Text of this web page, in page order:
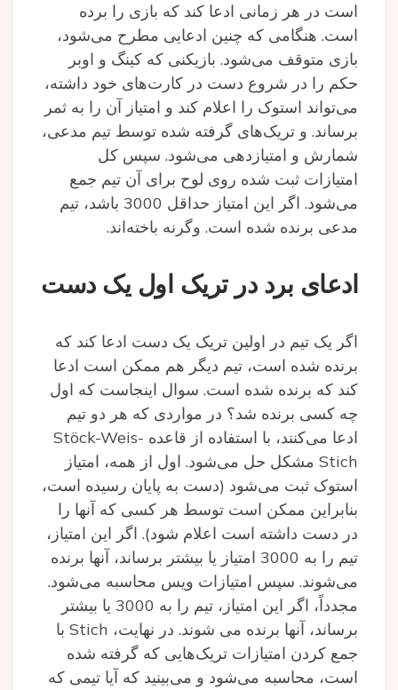
است در هر زمانی ادعا کند که بازی را برده‌
است. هنگامی که چنین ادعایی مطرح می‌شود،
بازی متوقف می‌شود. بازیکنی که کینگ و اوبر
حکم را در شروع دست در کارت‌های خود داشته،
می‌تواند استوک را اعلام کند و امتیاز آن را به ثمر
برساند. و تریک‌های گرفته‌ شده‌ توسط تیم مدعی،
شمارش و امتیازدهی می‌شود. سپس کل
امتیازات ثبت شده‌ روی لوح برای آن تیم جمع
می‌شود. اگر این امتیاز حداقل 3000 باشد، تیم
مدعی برنده‌ شده‌ است. وگرنه باخته‌اند.
ادعای برد در تریک اول یک دست
اگر‌ یک تیم در اولین تریک یک دست ادعا کند که
برنده شده است، تیم دیگر هم ممکن است ادعا
کند که برنده‌ شده‌ است. سوال اینجاست که اول
چه کسی برنده شد؟ در مواردی که هر دو تیم
ادعا می‌کنند، با استفاده از قاعده Stöck-Weis-
Stich مشکل حل می‌شود. اول از همه، امتیاز
استوک ثبت می‌شود (دست به پایان رسیده‌ است،
بنابراین ممکن است توسط هر کسی که آنها را
در دست داشته است اعلام شود). اگر این امتیاز،
تیم را به 3000 امتیاز یا بیشتر برساند، آنها برنده
می‌شوند. سپس امتیازات ویس محاسبه می‌شود.
مجدداً، اگر این امتیاز، تیم را به 3000 یا بیشتر
برساند، آنها برنده می شوند. در‌ نهایت، Stich با
جمع کردن‌ امتیازات تریک‌هایی که گرفته شده
است، محاسبه‌ می‌شود و می‌بینید که آیا تیمی که